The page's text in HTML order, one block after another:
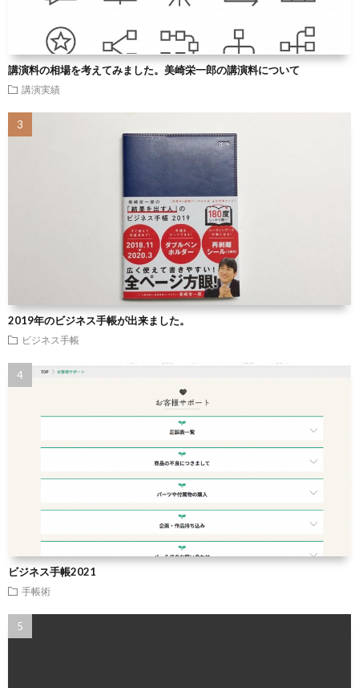
講演料の相場を考えてみました。美崎栄一郎の講演料について
講演実績
2019年のビジネス手帳が出来ました。
ビジネス手帳
ビジネス手帳2021
手帳術